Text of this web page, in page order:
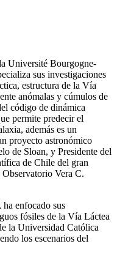
Université Bourgogne-
sus investigaciones
estructura de la Vía
anómalas y cúmulos de
código de dinámica
permite predecir el
además es un
proyecto astronómico
de Sloan, y Presidente del
de Chile del gran
Vera C.
enfocado sus
fósiles de la Vía Láctea
la Universidad Católica
los escenarios del